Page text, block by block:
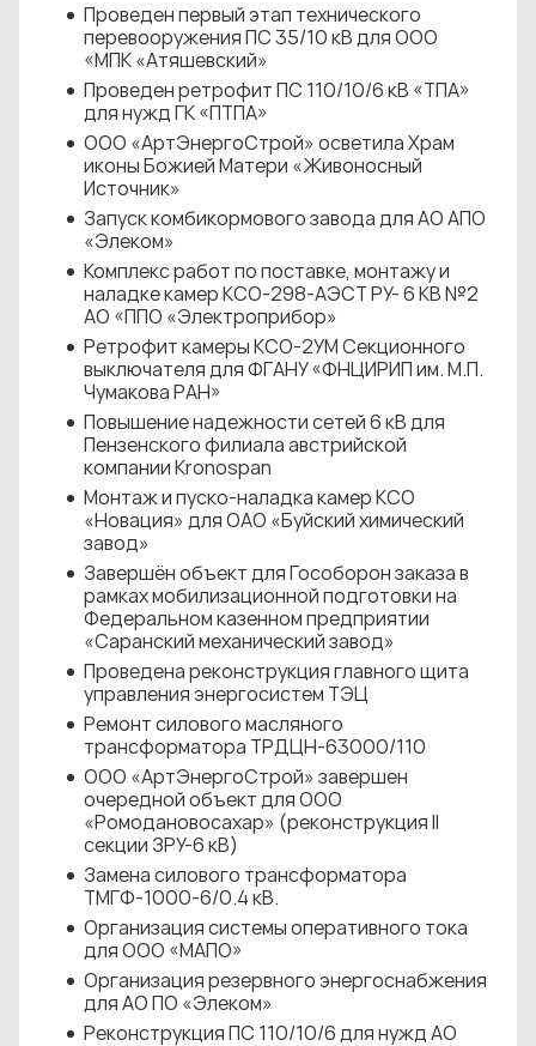
Проведен первый этап технического
перевооружения ПС 35/10 кВ для ООО
«МПК «Атяшевский»
Проведен ретрофит ПС 110/10/6 кВ «ТПА»
для нужд ГК «ПТПА»
ООО «АртЭнергоСтрой» осветила Храм
иконы Божией Матери «Живоносный
Источник»
Запуск комбикормового завода для АО АПО
«Элеком»
Комплекс работ по поставке, монтажу и
наладке камер КСО-298-АЭСТ РУ- 6 КВ №2
АО «ППО «Электроприбор»
Ретрофит камеры КСО-2УМ Секционного
выключателя для ФГАНУ «ФНЦИРИП им. М.П.
Чумакова РАН»
Повышение надежности сетей 6 кВ для
Пензенского филиала австрийской
компании Kronospan
Монтаж и пуско-наладка камер КСО
«Новация» для ОАО «Буйский химический
завод»
Завершён объект для Гособорон заказа в
рамках мобилизационной подготовки на
Федеральном казенном предприятии
«Саранский механический завод»
Проведена реконструкция главного щита
управления энергосистем ТЭЦ
Ремонт силового масляного
трансформатора ТРДЦН-63000/110
ООО «АртЭнергоСтрой» завершен
очередной объект для ООО
«Ромодановосахар» (реконструкция II
секции ЗРУ-6 кВ)
Замена силового трансформатора
ТМГФ-1000-6/0.4 кВ.
Организация системы оперативного тока
для ООО «МАПО»
Организация резервного энергоснабжения
для АО ПО «Элеком»
Реконструкция ПС 110/10/6 для нужд АО